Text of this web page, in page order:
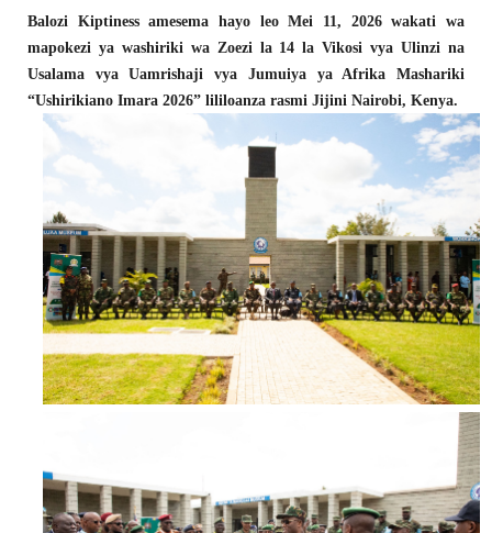
Balozi Kiptiness amesema hayo leo Mei 11, 2026 wakati wa
mapokezi ya washiriki wa Zoezi la 14 la Vikosi vya Ulinzi na
Usalama vya Uamrishaji vya Jumuiya ya Afrika Mashariki
“Ushirikiano Imara 2026” lililoanza rasmi Jijini Nairobi, Kenya.